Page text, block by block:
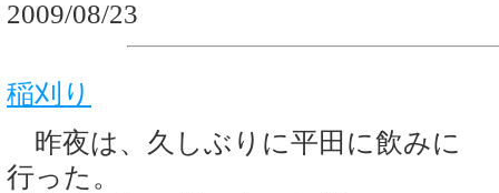
2009/08/23
稲刈り
昨夜は、久しぶりに平田に飲みに
行った。